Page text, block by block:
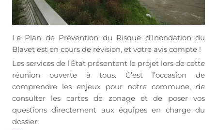
Le Plan de Prévention du Risque d’Inondation du
Blavet est en cours de révision, et votre avis compte !
Les services de l’État présentent le projet lors de cette
réunion ouverte à tous. C’est l’occasion de
comprendre les enjeux pour notre commune, de
consulter les cartes de zonage et de poser vos
questions directement aux équipes en charge du
dossier.